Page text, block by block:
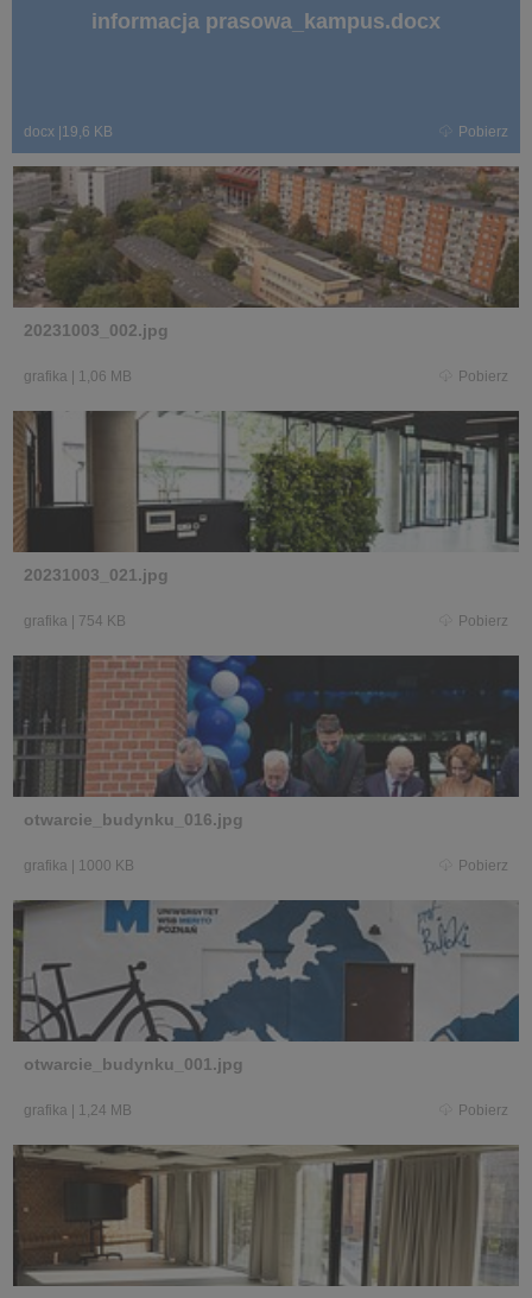
informacja prasowa_kampus.docx
docx |19,6 KB Pobierz
20231003_002.jpg
grafika | 1,06 MB Pobierz
20231003_021.jpg
grafika | 754 KB Pobierz
otwarcie_budynku_016.jpg
grafika | 1000 KB Pobierz
otwarcie_budynku_001.jpg
grafika | 1,24 MB Pobierz